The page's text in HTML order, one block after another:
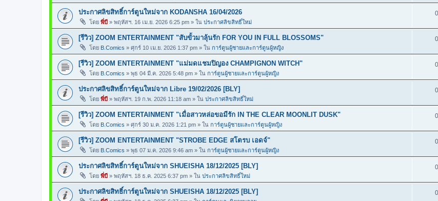
ประกาศลิขสิทธิ์การ์ตูนใหม่จาก KODANSHA 16/04/2026
โดย พี่บี » พฤหัสฯ. 16 เม.ย. 2026 6:25 pm » ใน ประกาศลิขสิทธิ์ใหม่
0
[รีวิว] ZOOM ENTERTAINMENT "สับขั้วมาลุ้นรัก FOR YOU IN FULL BLOSSOMS"
โดย B.Comics » ศุกร์ 10 เม.ย. 2026 1:37 pm » ใน การ์ตูนผู้ชายและการ์ตูนผู้หญิง
0
[รีวิว] ZOOM ENTERTAINMENT "แม่มดแชมปิญอง CHAMPIGNON WITCH"
โดย B.Comics » พุธ 04 มี.ค. 2026 5:48 pm » ใน การ์ตูนผู้ชายและการ์ตูนผู้หญิง
0
ประกาศลิขสิทธิ์การ์ตูนใหม่จาก Libre 19/02/2026 [BLY]
โดย พี่บี » พฤหัสฯ. 19 ก.พ. 2026 11:18 am » ใน ประกาศลิขสิทธิ์ใหม่
0
[รีวิว] ZOOM ENTERTAINMENT "เมื่อสาวหล่อขอมีรัก IN THE CLEAR MOONLIT DUSK"
โดย B.Comics » ศุกร์ 30 ม.ค. 2026 1:21 pm » ใน การ์ตูนผู้ชายและการ์ตูนผู้หญิง
0
[รีวิว] ZOOM ENTERTAINMENT "STROBE EDGE สโตรบ เอดจ์"
โดย B.Comics » พุธ 07 ม.ค. 2026 9:46 am » ใน การ์ตูนผู้ชายและการ์ตูนผู้หญิง
0
ประกาศลิขสิทธิ์การ์ตูนใหม่จาก SHUEISHA 18/12/2025 [BLY]
โดย พี่บี » พฤหัสฯ. 18 ธ.ค. 2025 6:37 pm » ใน ประกาศลิขสิทธิ์ใหม่
0
ประกาศลิขสิทธิ์การ์ตูนใหม่จาก SHUEISHA 18/12/2025 [BLY] 0